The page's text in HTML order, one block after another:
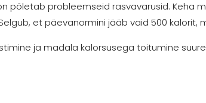
põletab probleemseid rasvavarusid. Keha
et päevanormini jääb vaid 500 kalorit,
ja madala kalorsusega toitumine